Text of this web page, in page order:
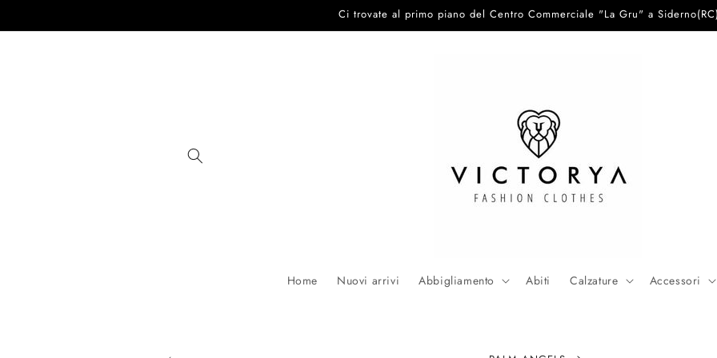
ai contenuti
Ci trovate al primo piano del Centro Commerciale "La Gru" a Siderno(RC)
Home Nuovi arrivi Abbigliamento Abiti Calzature Accessori